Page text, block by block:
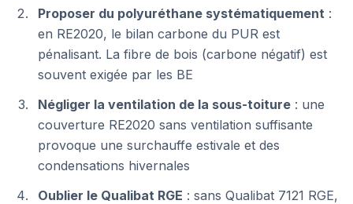
Proposer du polyuréthane systématiquement :
en RE2020, le bilan carbone du PUR est
pénalisant. La fibre de bois (carbone négatif) est
souvent exigée par les BE
Négliger la ventilation de la sous-toiture : une
couverture RE2020 sans ventilation suffisante
provoque une surchauffe estivale et des
condensations hivernales
Oublier le Qualibat RGE : sans Qualibat 7121 RGE,